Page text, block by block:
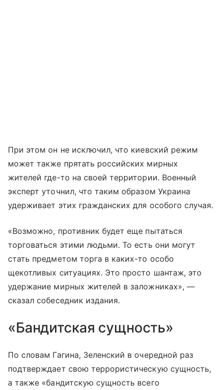
При этом он не исключил, что киевский режим
может также прятать российских мирных
жителей где-то на своей территории. Военный
эксперт уточнил, что таким образом Украина
удерживает этих гражданских для особого случая.
«Возможно, противник будет еще пытаться
торговаться этими людьми. То есть они могут
стать предметом торга в каких-то особо
щекотливых ситуациях. Это просто шантаж, это
удержание мирных жителей в заложниках», —
сказал собеседник издания.
«Бандитская сущность»
По словам Гагина, Зеленский в очередной раз
подтверждает свою террористическую сущность,
а также «бандитскую сущность всего